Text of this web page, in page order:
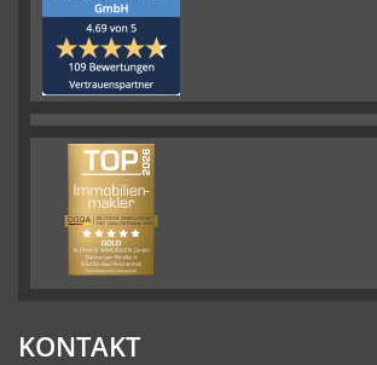
KONTAKT